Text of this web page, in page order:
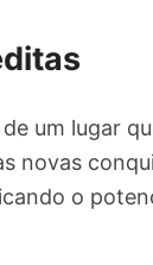
um lugar
novas
o